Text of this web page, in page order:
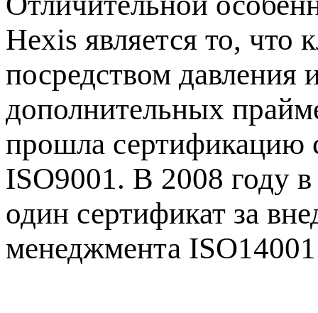
Hexis является то, что
посредством давления
дополнительных
прошла сертификацию
ISO9001. В 2008 году
один сертификат за
менеджмента